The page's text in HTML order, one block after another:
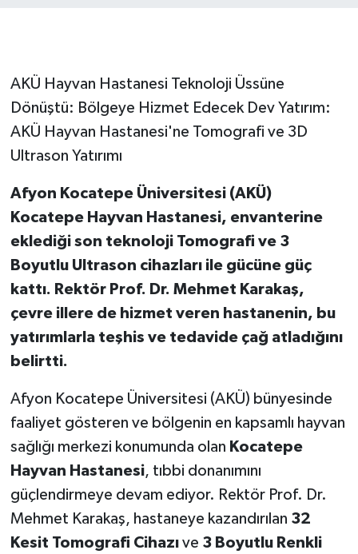
AKÜ Hayvan Hastanesi Teknoloji Üssüne
Dönüştü: Bölgeye Hizmet Edecek Dev Yatırım:
AKÜ Hayvan Hastanesi'ne Tomografi ve 3D
Ultrason Yatırımı
Afyon Kocatepe Üniversitesi (AKÜ)
Kocatepe Hayvan Hastanesi, envanterine
eklediği son teknoloji Tomografi ve 3
Boyutlu Ultrason cihazları ile gücüne güç
kattı. Rektör Prof. Dr. Mehmet Karakaş,
çevre illere de hizmet veren hastanenin, bu
yatırımlarla teşhis ve tedavide çağ atladığını
belirtti.
Afyon Kocatepe Üniversitesi (AKÜ) bünyesinde
faaliyet gösteren ve bölgenin en kapsamlı hayvan
sağlığı merkezi konumunda olan Kocatepe
Hayvan Hastanesi, tıbbi donanımını
güçlendirmeye devam ediyor. Rektör Prof. Dr.
Mehmet Karakaş, hastaneye kazandırılan 32
Kesit Tomografi Cihazıve 3 Boyutlu Renkli